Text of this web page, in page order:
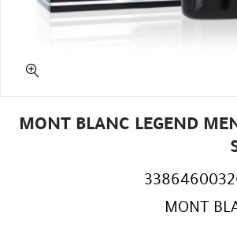
MONT BLANC LEGEND
MONT